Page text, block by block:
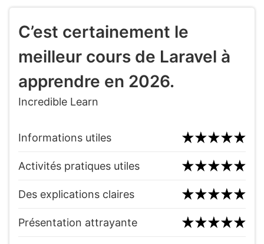
C’est certainement le
meilleur cours de Laravel à
apprendre en 2026.
Incredible Learn
Informations utiles
Activités pratiques utiles
Des explications claires
Présentation attrayante